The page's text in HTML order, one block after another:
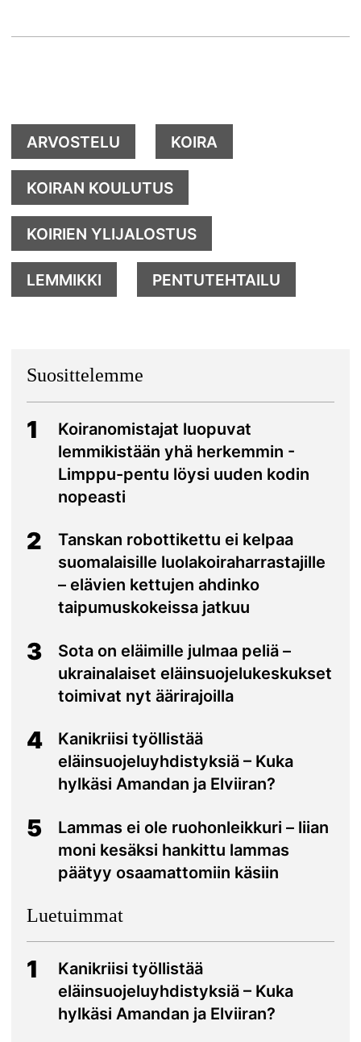
ARVOSTELU KOIRA
KOIRAN KOULUTUS
KOIRIEN YLIJALOSTUS
LEMMIKKI PENTUTEHTAILU
Suosittelemme
1
Koiranomistajat luopuvat
lemmikistään yhä herkemmin -
Limppu-pentu löysi uuden kodin
nopeasti
2
Tanskan robottikettu ei kelpaa
suomalaisille luolakoiraharrastajille
– elävien kettujen ahdinko
taipumuskokeissa jatkuu
3
Sota on eläimille julmaa peliä –
ukrainalaiset eläinsuojelukeskukset
toimivat nyt äärirajoilla
4
Kanikriisi työllistää
eläinsuojeluyhdistyksiä – Kuka
hylkäsi Amandan ja Elviiran?
5
Lammas ei ole ruohonleikkuri – liian
moni kesäksi hankittu lammas
päätyy osaamattomiin käsiin
Luetuimmat
1
Kanikriisi työllistää
eläinsuojeluyhdistyksiä – Kuka
hylkäsi Amandan ja Elviiran?